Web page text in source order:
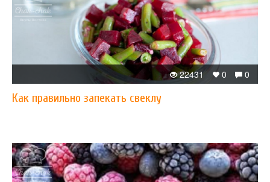
0
0
22431
Как правильно запекать свеклу